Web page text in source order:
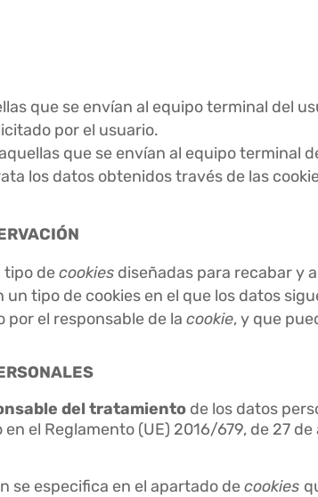
que se envían al equipo terminal del
por el usuario.
que se envían al equipo terminal
los datos obtenidos través de las
tipo decookies diseñadas para recabar y
un tipo de cookies en el que los datos
por el responsable de lacookie, y que
del tratamiento de los datos
el Reglamento (UE) 2016/679, de 27
se especifica en el apartado decookies